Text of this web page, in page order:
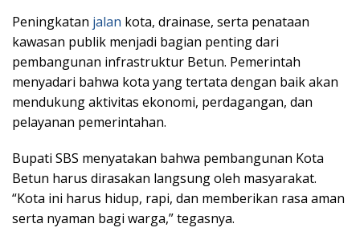
Peningkatan jalan kota, drainase, serta penataan
kawasan publik menjadi bagian penting dari
pembangunan infrastruktur Betun. Pemerintah
menyadari bahwa kota yang tertata dengan baik akan
mendukung aktivitas ekonomi, perdagangan, dan
pelayanan pemerintahan.
Bupati SBS menyatakan bahwa pembangunan Kota
Betun harus dirasakan langsung oleh masyarakat.
“Kota ini harus hidup, rapi, dan memberikan rasa aman
serta nyaman bagi warga,” tegasnya.